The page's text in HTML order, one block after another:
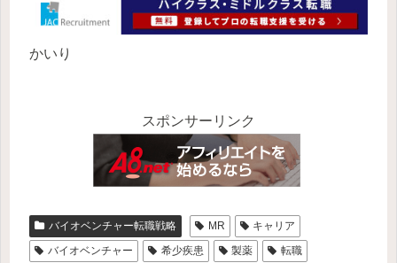
かいり
スポンサーリンク
バイオベンチャー転職戦略 MR
キャリア
バイオベンチャー
希少疾患 製薬 転職